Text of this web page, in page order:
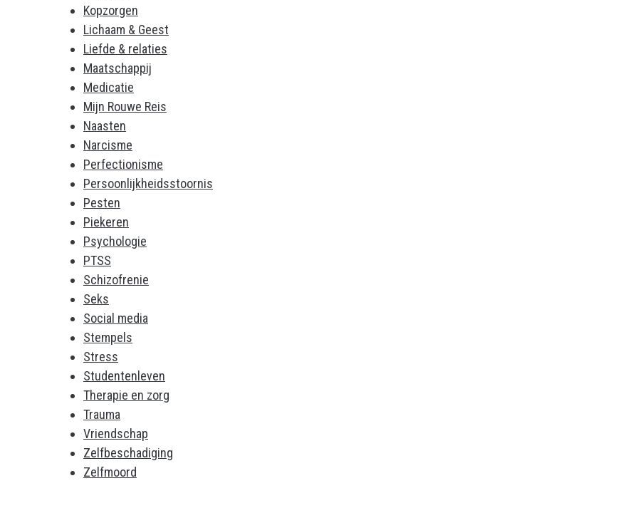
Kopzorgen
Lichaam & Geest
Liefde & relaties
Maatschappij
Medicatie
Mijn Rouwe Reis
Naasten
Narcisme
Perfectionisme
Persoonlijkheidsstoornis
Pesten
Piekeren
Psychologie
PTSS
Schizofrenie
Seks
Social media
Stempels
Stress
Studentenleven
Therapie en zorg
Trauma
Vriendschap
Zelfbeschadiging
Zelfmoord